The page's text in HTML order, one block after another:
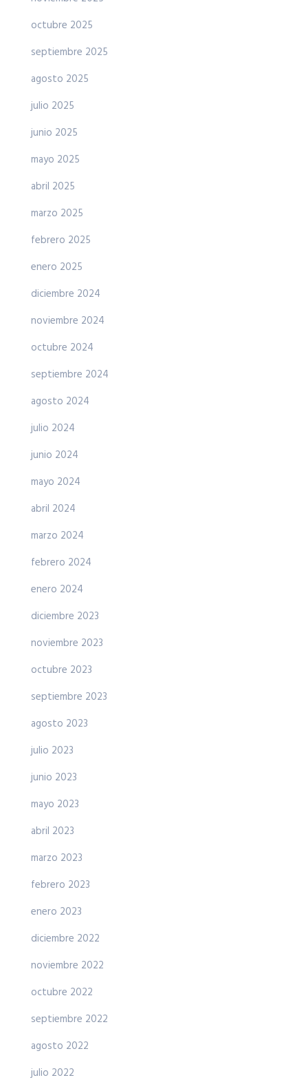
octubre 2025
septiembre 2025
agosto 2025
julio 2025
junio 2025
mayo 2025
abril 2025
marzo 2025
febrero 2025
enero 2025
diciembre 2024
noviembre 2024
octubre 2024
septiembre 2024
agosto 2024
julio 2024
junio 2024
mayo 2024
abril 2024
marzo 2024
febrero 2024
enero 2024
diciembre 2023
noviembre 2023
octubre 2023
septiembre 2023
agosto 2023
julio 2023
junio 2023
mayo 2023
abril 2023
marzo 2023
febrero 2023
enero 2023
diciembre 2022
noviembre 2022
octubre 2022
septiembre 2022
agosto 2022
julio 2022